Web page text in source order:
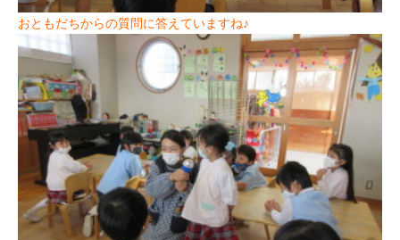
おともだちからの質問に答えていますね♪